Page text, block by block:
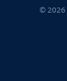
© 2026